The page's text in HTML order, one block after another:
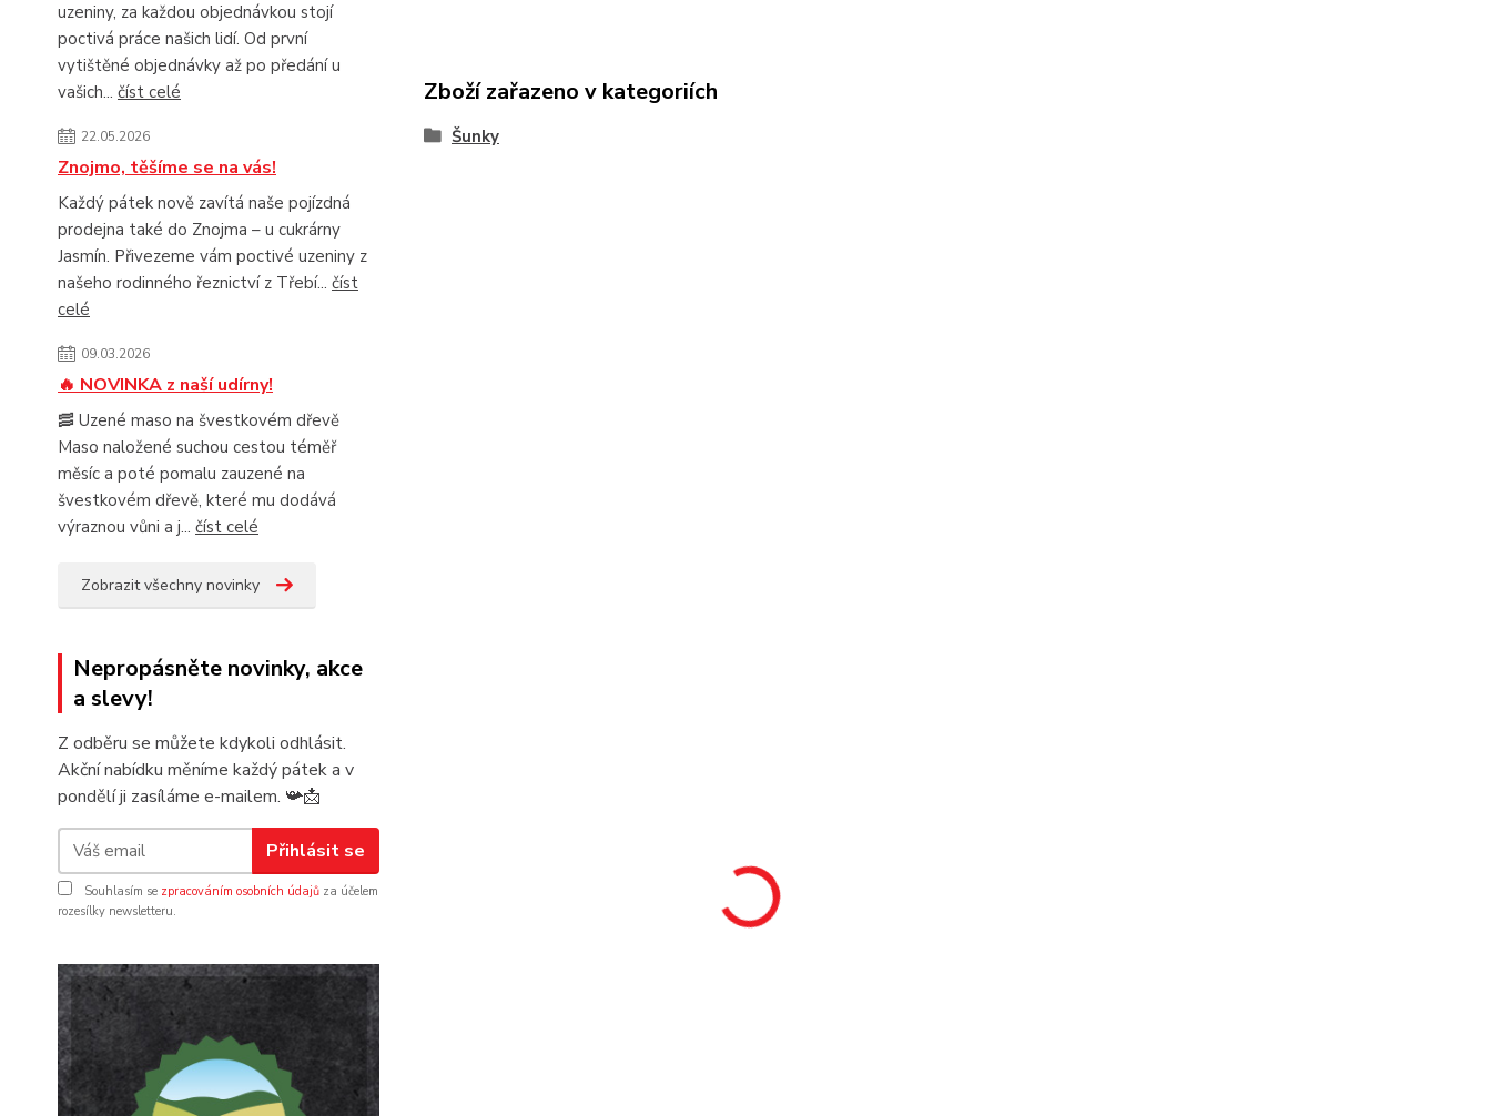
uzeniny, za každou objednávkou stojí
poctivá práce našich lidí. Od první
vytištěné objednávky až po předání u
vašich... číst celé
22.05.2026
Znojmo, těšíme se na vás!
Každý pátek nově zavítá naše pojízdná
prodejna také do Znojma – u cukrárny
Jasmín. Přivezeme vám poctivé uzeniny z
našeho rodinného řeznictví z Třebí... číst
celé
09.03.2026
🔥 NOVINKA z naší udírny!
🥓 Uzené maso na švestkovém dřevě
Maso naložené suchou cestou téměř
měsíc a poté pomalu zauzené na
švestkovém dřevě, které mu dodává
výraznou vůni a j... číst celé
Zobrazit všechny novinky
Nepropásněte novinky, akce
a slevy!
Z odběru se můžete kdykoli odhlásit.
Akční nabídku měníme každý pátek a v
pondělí ji zasíláme e-mailem. 📯📩
Přihlásit se
Souhlasím se zpracováním osobních údajů za účelem
rozesílky newsletteru.
Zboží zařazeno v kategoriích
Šunky